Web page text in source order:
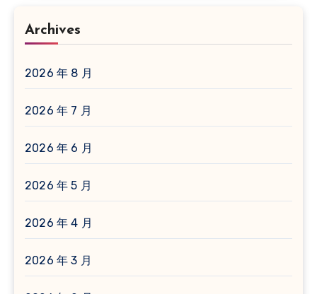
Archives
2026 年 8 月
2026 年 7 月
2026 年 6 月
2026 年 5 月
2026 年 4 月
2026 年 3 月